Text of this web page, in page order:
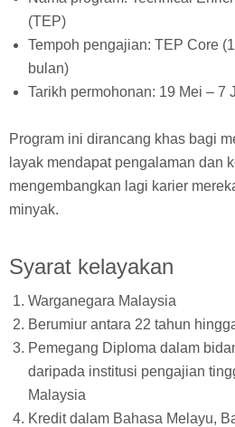
(TEP)
Tempoh pengajian: TEP Core
bulan)
Tarikh permohonan: 19 Mei – 7
Program ini dirancang khas bagi
layak mendapat pengalaman dan
mengembangkan lagi karier
minyak.
Syarat kelayakan
Warganegara Malaysia
Berumiur antara 22 tahun
Pemegang Diploma dalam
daripada institusi pengajian
Malaysia
Kredit dalam Bahasa Melayu,